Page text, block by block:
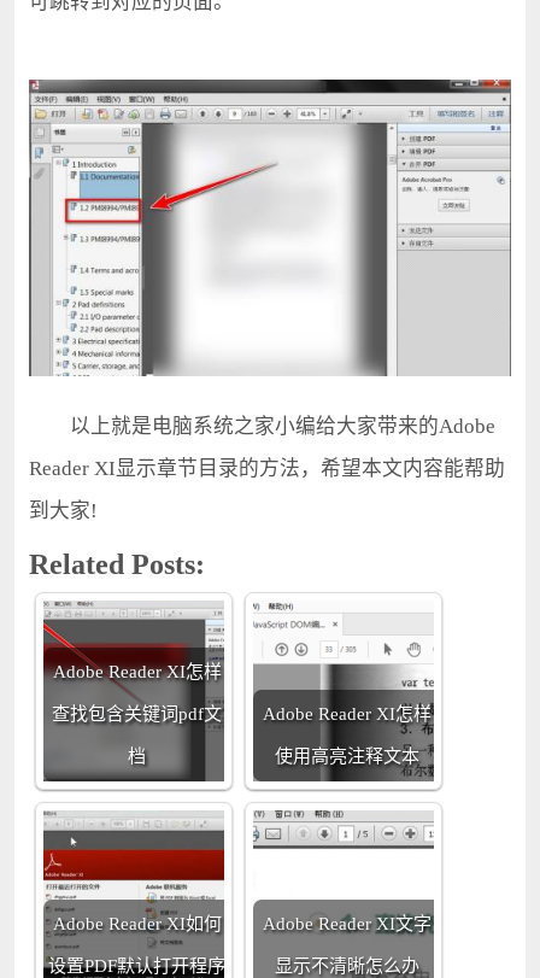
以上就是电脑系统之家小编给大家带来的Adobe
Reader XI显示章节目录的方法，希望本文内容能帮助
到大家!
Related Posts:
Adobe Reader XI怎样
查找包含关键词pdf文
档
Adobe Reader XI怎样
使用高亮注释文本
Adobe Reader XI如何
设置PDF默认打开程序
Adobe Reader XI文字
显示不清晰怎么办